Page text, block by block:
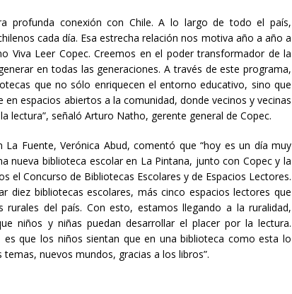
profunda conexión con Chile. A lo largo de todo el país,
cada día. Esa estrecha relación nos motiva año a año a
Viva Leer Copec. Creemos en el poder transformador de la
en todas las generaciones. A través de este programa,
que no sólo enriquecen el entorno educativo, sino que
espacios abiertos a la comunidad, donde vecinos y vecinas
lectura”, señaló Arturo Natho, gerente general de Copec.
Fuente, Verónica Abud, comentó que “hoy es un día muy
nueva biblioteca escolar en La Pintana, junto con Copec y la
el Concurso de Bibliotecas Escolares y de Espacios Lectores.
diez bibliotecas escolares, más cinco espacios lectores que
rurales del país. Con esto, estamos llegando a la ruralidad,
niños y niñas puedan desarrollar el placer por la lectura.
que los niños sientan que en una biblioteca como esta lo
nuevos mundos, gracias a los libros”.